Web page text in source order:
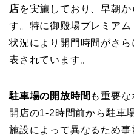
店を実施しており、早朝
す。特に御殿場プレミア
状況により開門時間がさ
表されています。
駐車場の開放時間 も重要
開店の1-2時間前から駐車
施設によって異なるため事